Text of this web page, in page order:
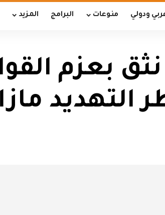
ودولي منوعات البرامج المزيد
بعزم
التهديد